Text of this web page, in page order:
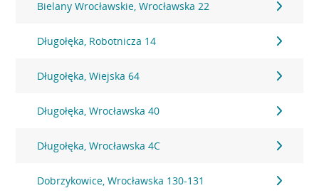
Bielany Wrocławskie, Wrocławska 22
Długołęka, Robotnicza 14
Długołęka, Wiejska 64
Długołęka, Wrocławska 40
Długołęka, Wrocławska 4C
Dobrzykowice, Wrocławska 130-131